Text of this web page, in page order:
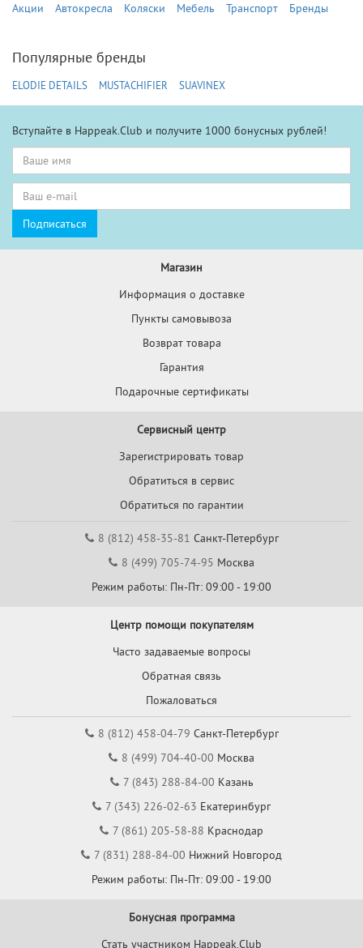
Акции Автокресла Коляски Мебель Транспорт Бренды
Популярные бренды
ELODIE DETAILS MUSTACHIFIER SUAVINEX
Вступайте в Happeak.Club и получите 1000 бонусных рублей!
Магазин
Информация о доставке
Пункты самовывоза
Возврат товара
Гарантия
Подарочные сертификаты
Сервисный центр
Зарегистрировать товар
Обратиться в сервис
Обратиться по гарантии
8 (812) 458-35-81 Санкт-Петербург
8 (499) 705-74-95 Москва
Режим работы: Пн-Пт: 09:00 - 19:00
Центр помощи покупателям
Часто задаваемые вопросы
Обратная связь
Пожаловаться
8 (812) 458-04-79 Санкт-Петербург
8 (499) 704-40-00 Москва
7 (843) 288-84-00 Казань
7 (343) 226-02-63 Екатеринбург
7 (861) 205-58-88 Краснодар
7 (831) 288-84-00 Нижний Новгород
Режим работы: Пн-Пт: 09:00 - 19:00
Бонусная программа
Стать участником Happeak.Club